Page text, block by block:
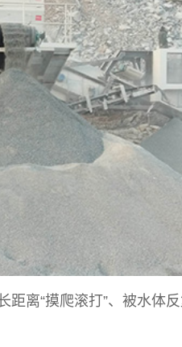
离“摸爬滚打”、被水体